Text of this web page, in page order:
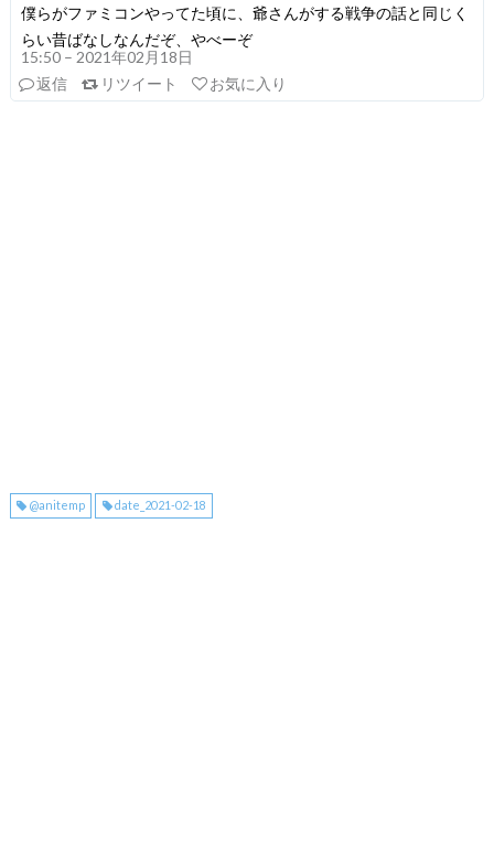
僕らがファミコンやってた頃に、爺さんがする戦争の話と同じく
らい昔ばなしなんだぞ、やべーぞ
15:50 – 2021年02月18日
返信
リツイート お気に入り
@anitemp date_2021-02-18